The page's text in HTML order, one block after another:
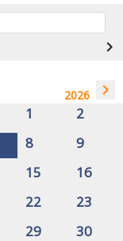
navigate_next
2026 navigate_next
1
2
8
9
15
16
22
23
29
30